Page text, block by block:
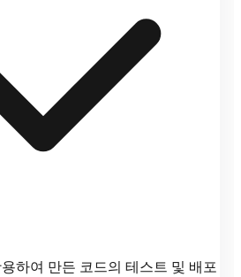
하여 만든 코드의 테스트 및 배포